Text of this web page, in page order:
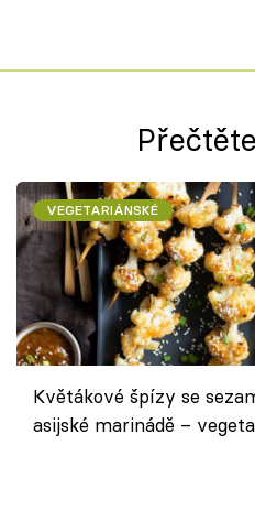
VEGETARIÁNSKÉ
Květákové špízy se
asijské marinádě –